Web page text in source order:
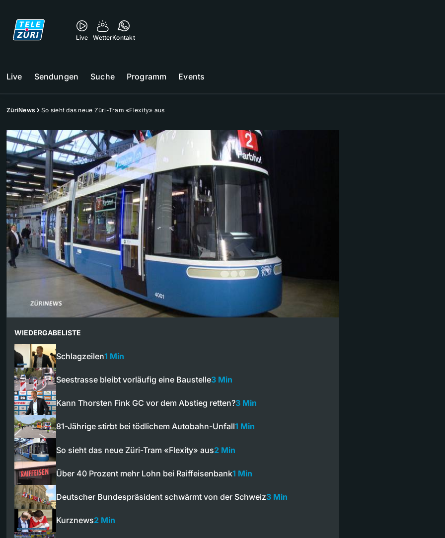
Live WetterKontakt
Live Sendungen Suche Programm Events
ZüriNews So sieht das neue Züri-Tram «Flexity» aus
WIEDERGABELISTE
Schlagzeilen1 Min
Seestrasse bleibt vorläufig eine Baustelle3 Min
Kann Thorsten Fink GC vor dem Abstieg retten?3 Min
81-Jährige stirbt bei tödlichem Autobahn-Unfall1 Min
So sieht das neue Züri-Tram «Flexity» aus2 Min
Über 40 Prozent mehr Lohn bei Raiffeisenbank1 Min
Deutscher Bundespräsident schwärmt von der Schweiz3 Min
Kurznews2 Min